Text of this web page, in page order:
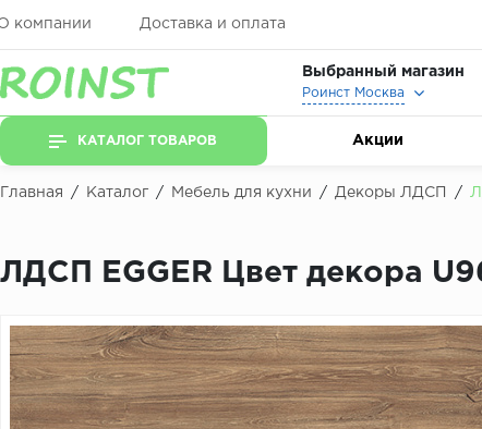
компании Доставка и оплата
Выбранный магазин
Роинст Москва
КАТАЛОГ ТОВАРОВ Акции
Главная / Каталог / Мебель для кухни / Декоры ЛДСП /
ЛДСП EGGER Цвет декора